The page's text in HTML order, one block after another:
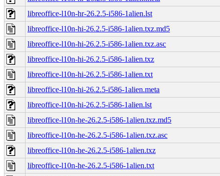
libreoffice-l10n-hr-26.2.5-i586-1alien.lst
libreoffice-l10n-hi-26.2.5-i586-1alien.txz.md5
libreoffice-l10n-hi-26.2.5-i586-1alien.txz.asc
libreoffice-l10n-hi-26.2.5-i586-1alien.txz
libreoffice-l10n-hi-26.2.5-i586-1alien.txt
libreoffice-l10n-hi-26.2.5-i586-1alien.meta
libreoffice-l10n-hi-26.2.5-i586-1alien.lst
libreoffice-l10n-he-26.2.5-i586-1alien.txz.md5
libreoffice-l10n-he-26.2.5-i586-1alien.txz.asc
libreoffice-l10n-he-26.2.5-i586-1alien.txz
libreoffice-l10n-he-26.2.5-i586-1alien.txt